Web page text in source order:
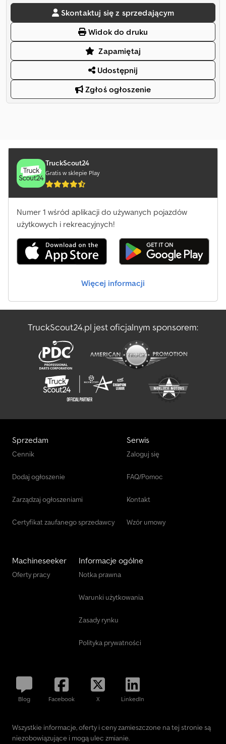
Skontaktuj się z sprzedającym
Widok do druku
Zapamiętaj
Udostępnij
Zgłoś ogłoszenie
TruckScout24
Gratis w sklepie Play
Numer 1 wśród aplikacji do używanych pojazdów
użytkowych i rekreacyjnych!
Więcej informacji
TruckScout24.pl jest oficjalnym sponsorem:
Sprzedam
Cennik
Dodaj ogłoszenie
Zarządzaj ogłoszeniami
Certyfikat zaufanego sprzedawcy
Serwis
Zaloguj się
FAQ/Pomoc
Kontakt
Wzór umowy
Machineseeker
Oferty pracy
Informacje ogólne
Notka prawna
Warunki użytkowania
Zasady rynku
Polityka prywatności
Blog Facebook X LinkedIn
Wszystkie informacje, oferty i ceny zamieszczone na tej stronie są
niezobowiązujące i mogą ulec zmianie.